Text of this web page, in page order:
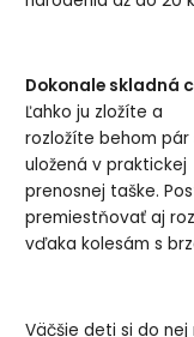
Dokonale skladná
Ľahko ju zložíte a
rozložíte behom
uložená v praktickej
prenosnej taške.
premiestňovať aj
vďaka kolesám s
Väčšie deti si do